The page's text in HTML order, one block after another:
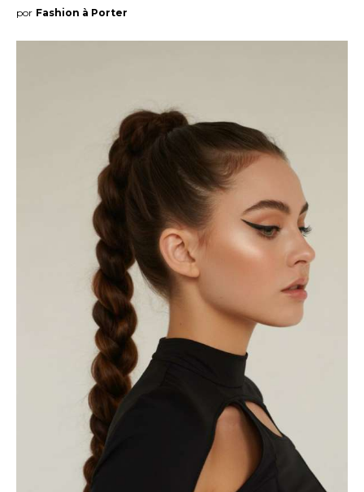
por Fashion à Porter